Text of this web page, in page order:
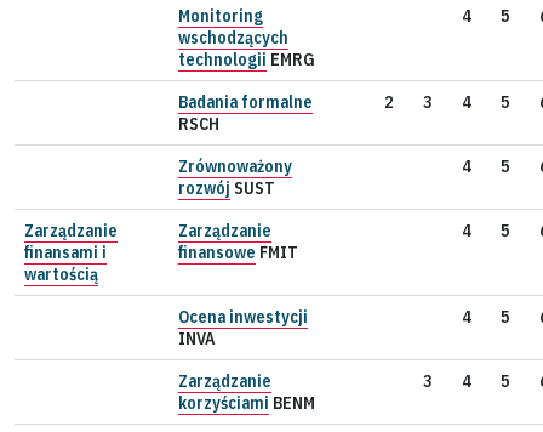
Monitoring
wschodzących
technologii EMRG
4 5
Badania formalne
RSCH
2 3 4 5
Zrównoważony
rozwój SUST
4 5
Zarządzanie
finansami i
wartością
Zarządzanie
finansowe FMIT
4 5
Ocena inwestycji
INVA
4 5
Zarządzanie
korzyściami BENM
3 4 5